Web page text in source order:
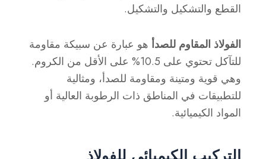
القطع والتشكيل والتشكيل.
الفولاذ المقاوم للصدأ هو عبارة عن سبيكة مقاومة
للتآكل تحتوي على 10.5% على الأقل من الكروم.
وهي قوية ومتينة ومقاومة للصدأ، ومثالية
للتطبيقات في المناطق ذات الرطوبة العالية أو
المواد الكيميائية.